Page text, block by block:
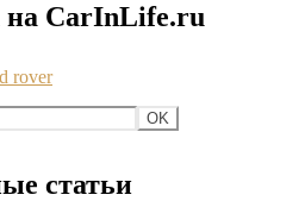
на CarInLife.ru
статьи